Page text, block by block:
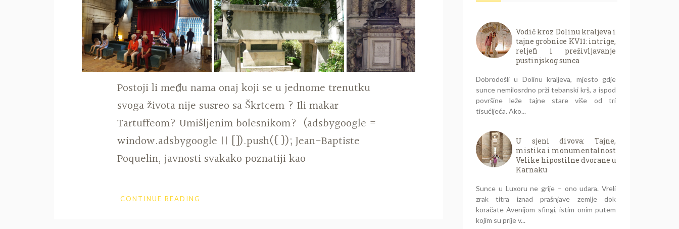
Postoji li među nama onaj koji se u jednome trenutku
svoga života nije susreo sa Škrtcem ? Ili makar
Tartuffeom? Umišljenim bolesnikom? (adsbygoogle =
window.adsbygoogle || []).push({}); Jean-Baptiste
Poquelin, javnosti svakako poznatiji kao
CONTINUE READING
Vodič kroz Dolinu kraljeva i
tajne grobnice KV11: intrige,
reljefi i preživljavanje
pustinjskog sunca
Dobrodošli u Dolinu kraljeva, mjesto gdje
sunce nemilosrdno prži tebanski krš, a ispod
površine leže tajne stare više od tri
tisućljeća. Ako...
U sjeni divova: Tajne,
mistika i monumentalnost
Velike hipostilne dvorane u
Karnaku
Sunce u Luxoru ne grije – ono udara. Vreli
zrak titra iznad prašnjave zemlje dok
koračate Avenijom sfingi, istim onim putem
kojim su prije v...